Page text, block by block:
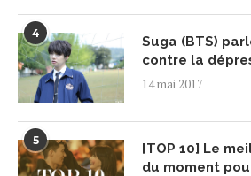
4
Suga (BTS)
contre la
14 mai 2017
5
[TOP 10] Le
du moment